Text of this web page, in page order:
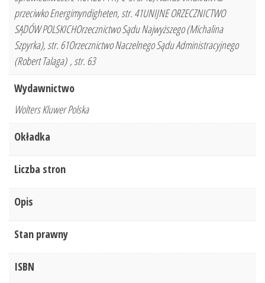
przeciwko Energimyndigheten, str. 41UNIJNE ORZECZNICTWO
SĄDÓW POLSKICHOrzecznictwo Sądu Najwyższego (Michalina
Szpyrka), str. 61Orzecznictwo Naczelnego Sądu Administracyjnego
(Robert Talaga) , str. 63
Wydawnictwo
Wolters Kluwer Polska
Okładka
Liczba stron
Opis
Stan prawny
ISBN